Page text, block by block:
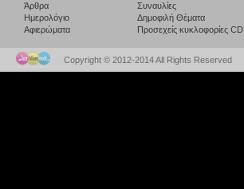
Άρθρα
Ημερολόγιο
Αφιερώματα
Συναυλίες
Δημοφιλή Θέματα
Προσεχείς κυκλοφορίες CD
Copyright © 2012-2014 All Rights Reserved